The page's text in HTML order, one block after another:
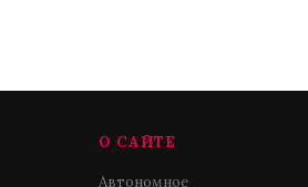
О САЙТЕ
Автономное